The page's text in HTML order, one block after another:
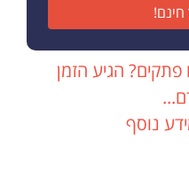
חינם!
פתקים? הגיע הזמן
נוסף